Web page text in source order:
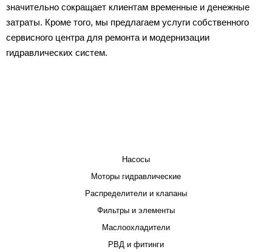
значительно сокращает клиентам временные и денежные
затраты. Кроме того, мы предлагаем услуги собственного
сервисного центра для ремонта и модернизации
гидравлических систем.
Насосы
Моторы гидравлические
Распределители и клапаны
Фильтры и элементы
Маслоохладители
РВД и фитинги